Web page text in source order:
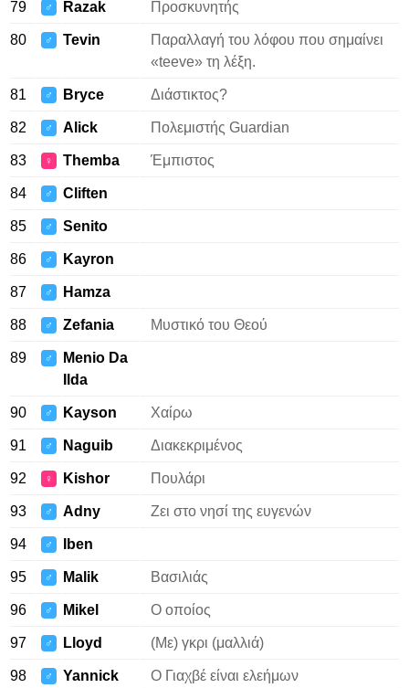
79 ♂ Razak Προσκυνητής
80 ♂ Tevin
Παραλλαγή του λόφου που σημαίνει
«teeve» τη λέξη.
81 ♂ Bryce Διάστικτος?
82 ♂ Alick Πολεμιστής Guardian
83 ♀ Themba Έμπιστος
84 ♂ Cliften
85 ♂ Senito
86 ♂ Kayron
87 ♂ Hamza
88 ♂ Zefania Μυστικό του Θεού
89 ♂
Menio Da
Ilda
90 ♂ Kayson Χαίρω
91 ♂ Naguib Διακεκριμένος
92 ♀ Kishor Πουλάρι
93 ♂ Adny Ζει στο νησί της ευγενών
94 ♂ Iben
95 ♂ Malik Βασιλιάς
96 ♂ Mikel Ο οποίος
97 ♂ Lloyd (Με) γκρι (μαλλιά)
98 ♂ Yannick Ο Γιαχβέ είναι ελεήμων